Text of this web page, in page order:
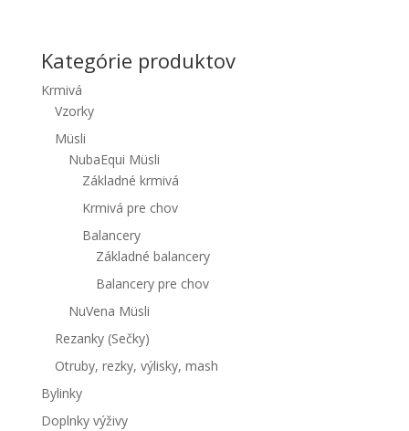
Kategórie produktov
Krmivá
Vzorky
Müsli
NubaEqui Müsli
Základné krmivá
Krmivá pre chov
Balancery
Základné balancery
Balancery pre chov
NuVena Müsli
Rezanky (Sečky)
Otruby, rezky, výlisky, mash
Bylinky
Doplnky výživy